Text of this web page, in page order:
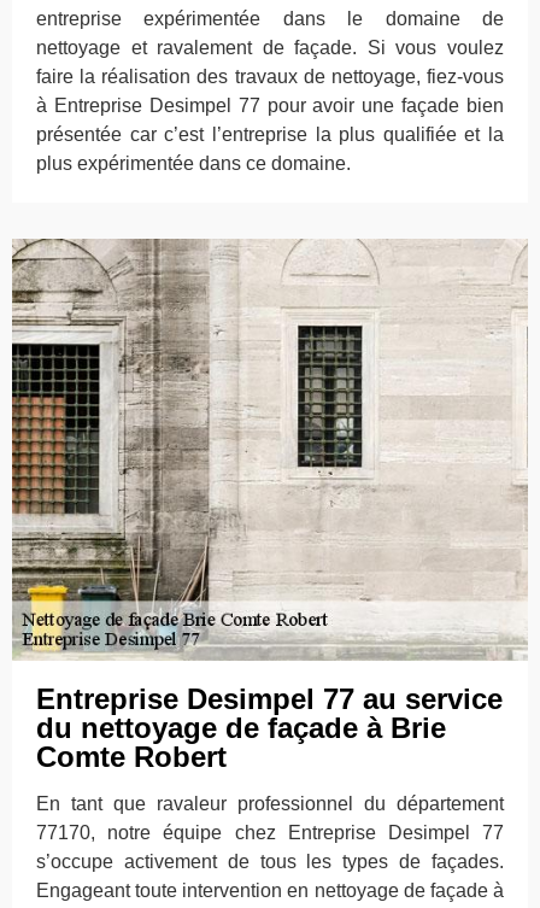
entreprise expérimentée dans le domaine de
nettoyage et ravalement de façade. Si vous voulez
faire la réalisation des travaux de nettoyage, fiez-vous
à Entreprise Desimpel 77 pour avoir une façade bien
présentée car c’est l’entreprise la plus qualifiée et la
plus expérimentée dans ce domaine.
Entreprise Desimpel 77 au service
du nettoyage de façade à Brie
Comte Robert
En tant que ravaleur professionnel du département
77170, notre équipe chez Entreprise Desimpel 77
s’occupe activement de tous les types de façades.
Engageant toute intervention en nettoyage de façade à